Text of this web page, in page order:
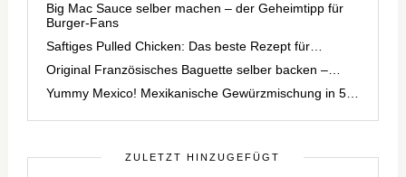
Big Mac Sauce selber machen – der Geheimtipp für
Burger-Fans
Saftiges Pulled Chicken: Das beste Rezept für…
Original Französisches Baguette selber backen –…
Yummy Mexico! Mexikanische Gewürzmischung in 5…
ZULETZT HINZUGEFÜGT